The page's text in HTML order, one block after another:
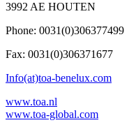
3992 AE HOUTEN
Phone: 0031(0)306377499
Fax: 0031(0)306371677
Info(at)toa-benelux.com
www.toa.nl
www.toa-global.com